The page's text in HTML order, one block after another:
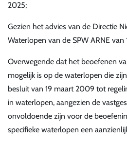
2025;
Gezien het advies van de Directie
Waterlopen van de SPW ARNE
Overwegende dat het beoefenen
mogelijk is op de waterlopen die
besluit van 19 maart 2009 tot
in waterlopen, aangezien de
onvoldoende zijn voor de
specifieke waterlopen een